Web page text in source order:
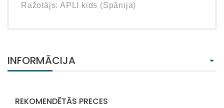
Ražotājs: APLI kids (Spānija)
INFORMĀCIJA
REKOMENDĒTĀS PRECES